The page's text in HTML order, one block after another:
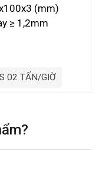
(mm)
≥ 1,2mm
02 TẤN/GIỜ